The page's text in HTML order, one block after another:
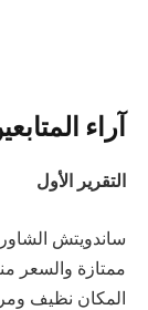
آراء
التقرير الأول
ساندويتش
ممتازة والسعر
المكان نظيف